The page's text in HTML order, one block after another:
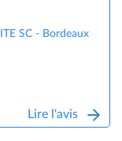
SC - Bordeaux
Lire l'avis